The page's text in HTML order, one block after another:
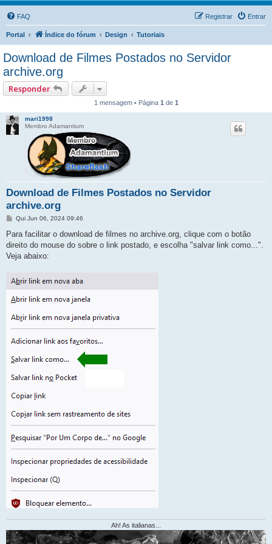
FAQ Entrar
Registrar
Portal Índice do fórum Design Tutoriais
Download de Filmes Postados no Servidor
archive.org
Responder
1 mensagem • Página 1 de 1
mari1998
Membro Adamantium
Download de Filmes Postados no Servidor
archive.org
M
n
a
g
e
Qui Jun 06, 2024 09:46
Para facilitar o download de filmes no archive.org, clique com o botão
direito do mouse do sobre o link postado, e escolha "salvar link como...".
Veja abaixo:
Ah! As italianas...